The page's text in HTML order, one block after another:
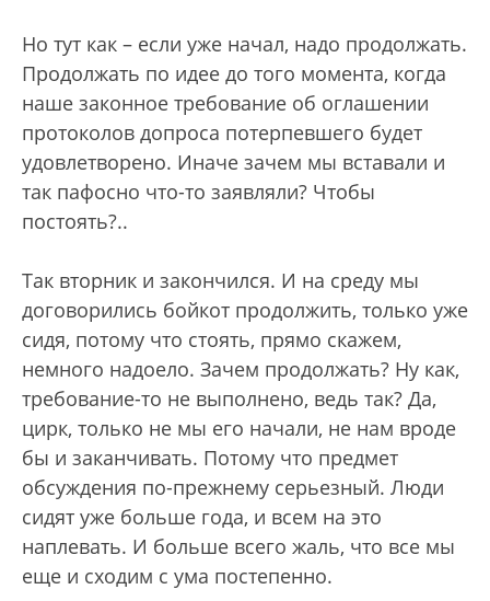
Но тут как – если уже начал, надо продолжать.
Продолжать по идее до того момента, когда
наше законное требование об оглашении
протоколов допроса потерпевшего будет
удовлетворено. Иначе зачем мы вставали и
так пафосно что-то заявляли? Чтобы
постоять?..
Так вторник и закончился. И на среду мы
договорились бойкот продолжить, только уже
сидя, потому что стоять, прямо скажем,
немного надоело. Зачем продолжать? Ну как,
требование-то не выполнено, ведь так? Да,
цирк, только не мы его начали, не нам вроде
бы и заканчивать. Потому что предмет
обсуждения по-прежнему серьезный. Люди
сидят уже больше года, и всем на это
наплевать. И больше всего жаль, что все мы
еще и сходим с ума постепенно.